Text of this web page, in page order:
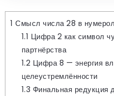
1 Смысл числа 28 в
1.1 Цифра 2 как символ
партнёрства
1.2 Цифра 8 — энергия
целеустремлённости
1.3 Финальная редукция